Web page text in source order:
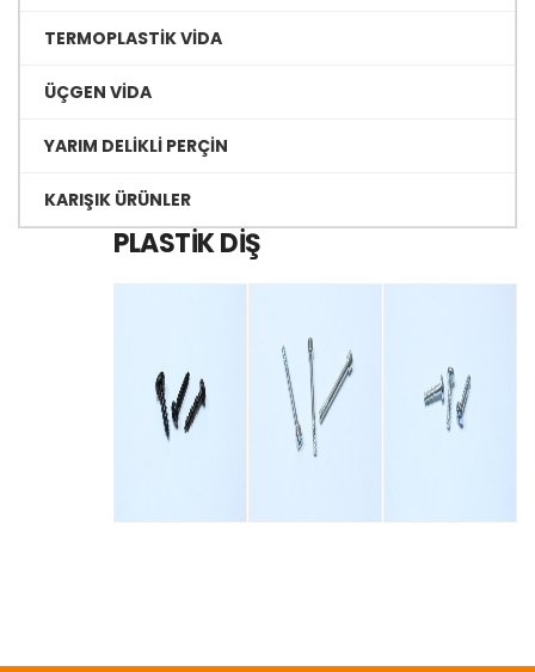
TERMOPLASTİK VİDA
ÜÇGEN VİDA
YARIM DELİKLİ PERÇİN
KARIŞIK ÜRÜNLER
PLASTİK DİŞ